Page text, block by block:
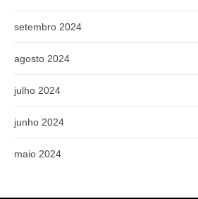
setembro 2024
agosto 2024
julho 2024
junho 2024
maio 2024